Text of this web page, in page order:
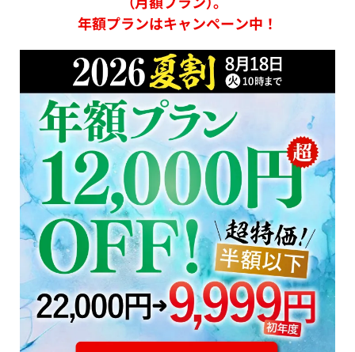
年額プランはキャンペーン中！